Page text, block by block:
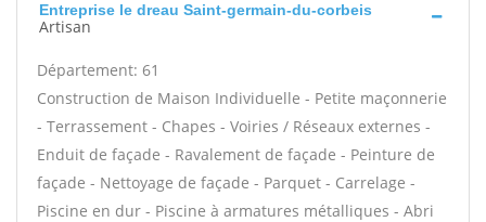
Entreprise le dreau Saint-germain-du-corbeis
Artisan
Département: 61
Construction de Maison Individuelle - Petite maçonnerie
- Terrassement - Chapes - Voiries / Réseaux externes -
Enduit de façade - Ravalement de façade - Peinture de
façade - Nettoyage de façade - Parquet - Carrelage -
Piscine en dur - Piscine à armatures métalliques - Abri